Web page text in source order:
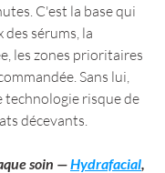
C'est la base qui
sérums, la
les zones prioritaires
Sans lui,
technologie risque de
décevants.
soin — Hydrafacial,